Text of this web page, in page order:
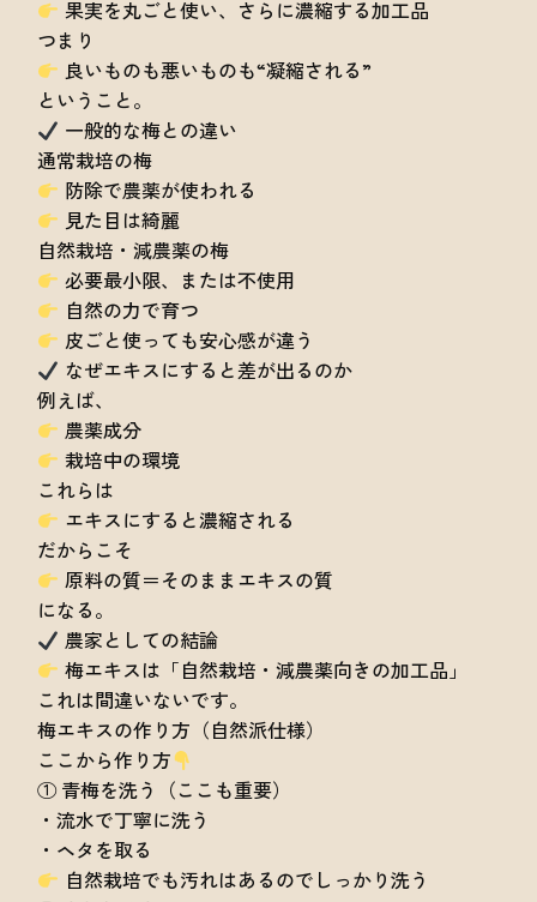
果実を丸ごと使い、さらに濃縮する加工品
つまり
良いものも悪いものも“凝縮される”
ということ。
一般的な梅との違い
通常栽培の梅
防除で農薬が使われる
見た目は綺麗
自然栽培・減農薬の梅
必要最小限、または不使用
自然の力で育つ
皮ごと使っても安心感が違う
なぜエキスにすると差が出るのか
例えば、
農薬成分
栽培中の環境
これらは
エキスにすると濃縮される
だからこそ
原料の質＝そのままエキスの質
になる。
農家としての結論
梅エキスは「自然栽培・減農薬向きの加工品」
これは間違いないです。
梅エキスの作り方（自然派仕様）
ここから作り方
① 青梅を洗う（ここも重要）
・流水で丁寧に洗う
・ヘタを取る
自然栽培でも汚れはあるのでしっかり洗う